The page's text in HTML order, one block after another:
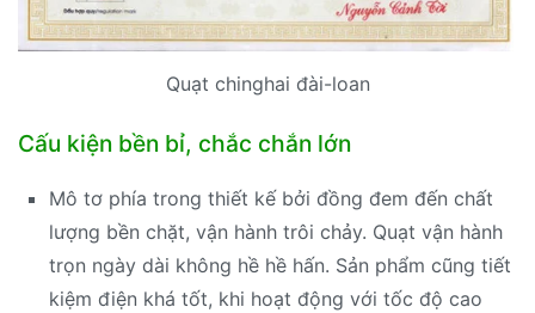
Quạt chinghai đài-loan
Cấu kiện bền bỉ, chắc chắn lớn
Mô tơ phía trong thiết kế bởi đồng đem đến chất
lượng bền chặt, vận hành trôi chảy. Quạt vận hành
trọn ngày dài không hề hề hấn. Sản phẩm cũng tiết
kiệm điện khá tốt, khi hoạt động với tốc độ cao